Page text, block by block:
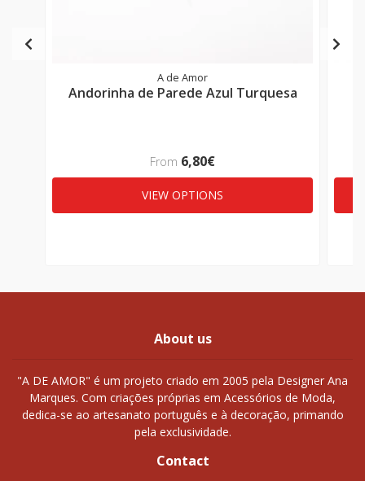
A de Amor
Andorinha de Parede Azul Turquesa
From 6,80€
VIEW OPTIONS
About us
"A DE AMOR" é um projeto criado em 2005 pela Designer Ana
Marques. Com criações próprias em Acessórios de Moda,
dedica-se ao artesanato português e à decoração, primando
pela exclusividade.
Contact